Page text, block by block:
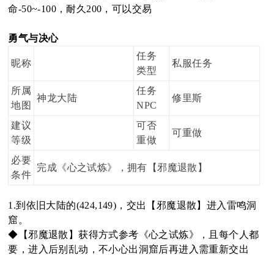
命-50~-100，耐久200，可以交易
勇气与决心
昵称
任务
类型
私服任务
所属
地图
神龙大陆
任务
NPC
修里斯
建议
等级
可否
重做
可重做
必要
条件
完成《心之试炼》，拥有【邪魔退散】
1.到依旧大陆的(424,149)，交出【邪魔退散】进入雷鸣洞
窟。
◆【邪魔退散】获得方式参考《心之试炼》，且每个人都
要，进入后别乱动，不小心出洞窟后再进入需重新交出